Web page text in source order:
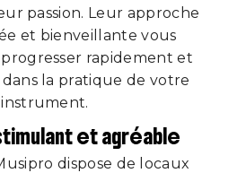
passion. Leur approche
et bienveillante vous
rapidement et
la pratique de votre
instrument.
et agréable
dispose de locaux